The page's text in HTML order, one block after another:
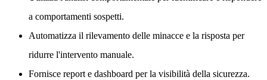
a comportamenti sospetti.
Automatizza il rilevamento delle minacce e la risposta per
ridurre l'intervento manuale.
Fornisce report e dashboard per la visibilità della sicurezza.